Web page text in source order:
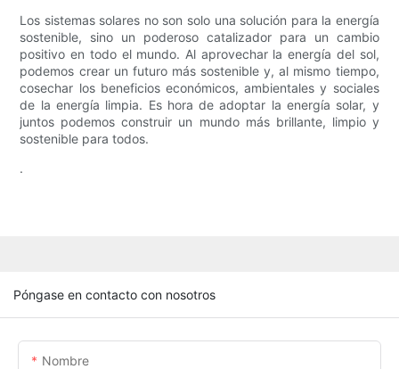
Los sistemas solares no son solo una solución para la energía
sostenible, sino un poderoso catalizador para un cambio
positivo en todo el mundo. Al aprovechar la energía del sol,
podemos crear un futuro más sostenible y, al mismo tiempo,
cosechar los beneficios económicos, ambientales y sociales
de la energía limpia. Es hora de adoptar la energía solar, y
juntos podemos construir un mundo más brillante, limpio y
sostenible para todos.
.
Póngase en contacto con nosotros
Nombre